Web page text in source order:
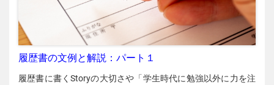
履歴書の文例と解説：パート１
履歴書に書くStoryの大切さや「学生時代に勉強以外に力を注